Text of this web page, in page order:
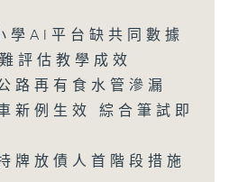
AI平台缺共同數據
評估教學成效
再有食水管滲漏
新例生效 綜合筆試即
放債人首階段措施